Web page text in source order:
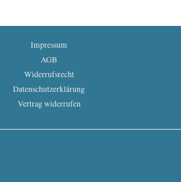
Impressum
AGB
Widerrufsrecht
Datenschutzerklärung
Vertrag widerrufen